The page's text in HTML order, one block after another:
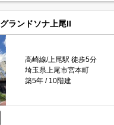
グランドソナ上尾II
高崎線/上尾駅 徒歩5分
埼玉県上尾市宮本町
築5年
10階建